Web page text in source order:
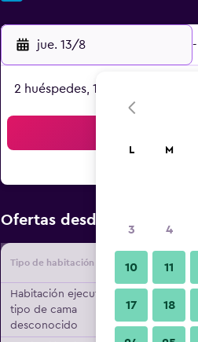
jue. 13/8 -
2 huéspedes, 1 habitación
Ofertas desde Oferta
Tipo de habitación
Habitación ejecutiva,
tipo de cama
desconocido
L M
3 4
10 11
17 18